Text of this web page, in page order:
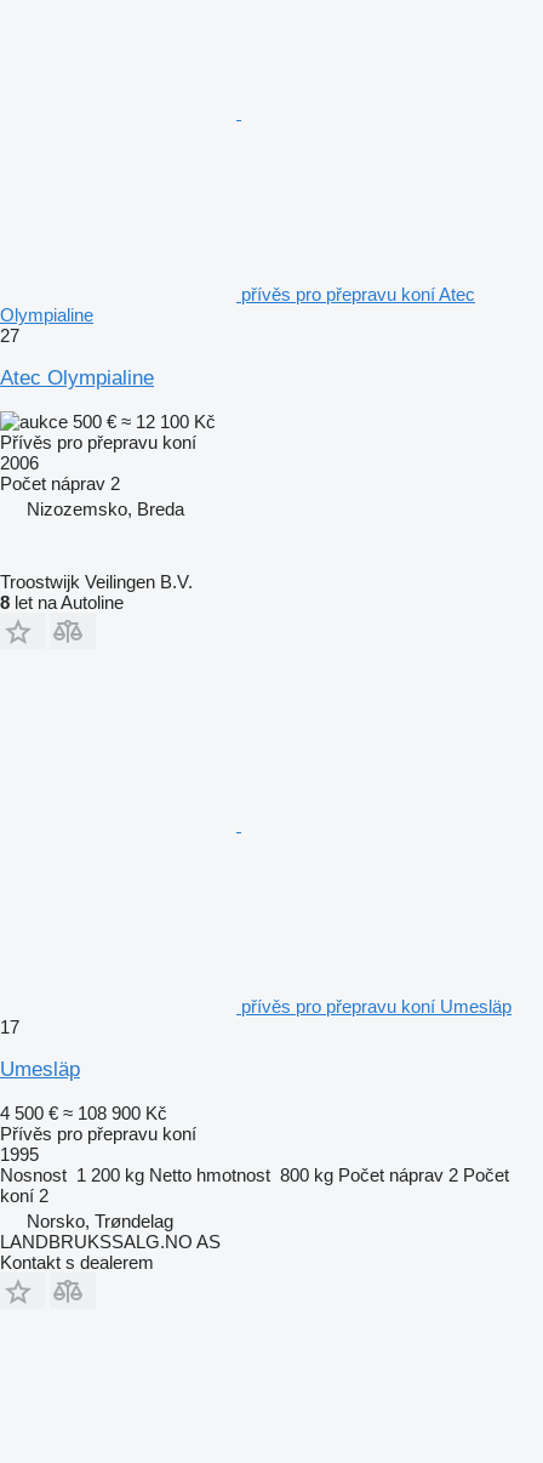
přívěs pro přepravu koní Atec
Olympialine
27
Atec Olympialine
500 € ≈ 12 100 Kč
Přívěs pro přepravu koní
2006
Počet náprav 2
Nizozemsko, Breda
Troostwijk Veilingen B.V.
8 let na Autoline
přívěs pro přepravu koní Umesläp
17
Umesläp
4 500 € ≈ 108 900 Kč
Přívěs pro přepravu koní
1995
Nosnost 1 200 kg Netto hmotnost 800 kg Počet náprav 2 Počet
koní 2
Norsko, Trøndelag
LANDBRUKSSALG.NO AS
Kontakt s dealerem